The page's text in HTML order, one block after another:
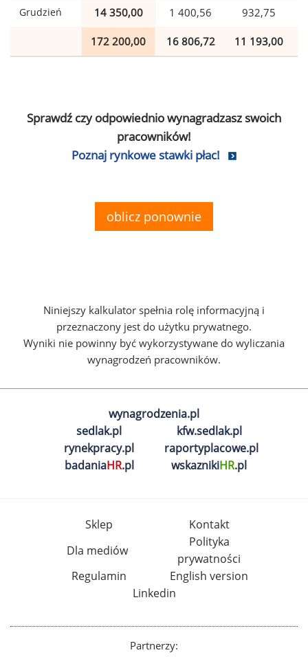
Grudzień 14 350,00 1 400,56 932,75
172 200,00 16 806,72 11 193,00
Sprawdź czy odpowiednio wynagradzasz swoich
pracowników!
Poznaj rynkowe stawki płac!
oblicz ponownie
Niniejszy kalkulator spełnia rolę informacyjną i
przeznaczony jest do użytku prywatnego.
Wyniki nie powinny być wykorzystywane do wyliczania
wynagrodzeń pracowników.
wynagrodzenia.pl
sedlak.pl
kfw.sedlak.pl
rynekpracy.pl
raportyplacowe.pl
badaniaHR.pl wskaznikiHR.pl
Sklep
Kontakt
Dla mediów
Polityka
prywatności
Regulamin
English version
Linkedin
Partnerzy: